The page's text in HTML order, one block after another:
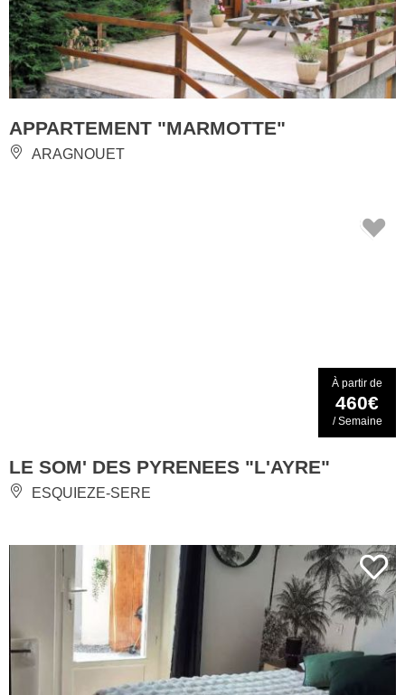
APPARTEMENT "MARMOTTE"
ARAGNOUET
À partir de
460€
/ Semaine
LE SOM' DES PYRENEES "L'AYRE"
ESQUIEZE-SERE